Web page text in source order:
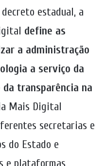
estadual, a
define as
a administração
a serviço da
transparência na
Mais Digital
secretarias e
do Estado e
e plataformas